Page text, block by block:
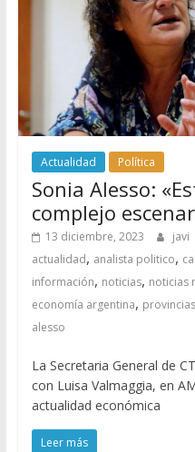
Actualidad Política
Sonia Alesso:
complejo
13 diciembre, 2023 javi
actualidad, analista politico,
información, noticias, noticias
economía argentina,
alesso
La Secretaria General de
con Luisa Valmaggia, en
actualidad económica
Leer más